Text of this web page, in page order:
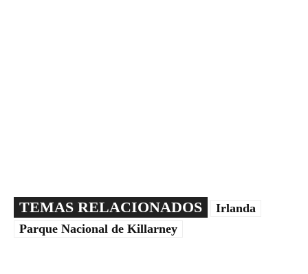
TEMAS RELACIONADOS
Irlanda
Parque Nacional de Killarney